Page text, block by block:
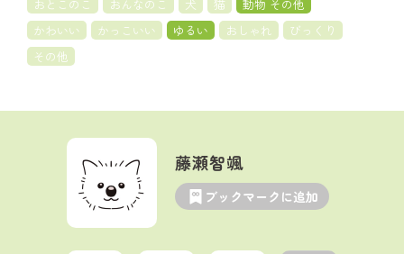
おとこのこ おんなのこ 犬 猫
動物 その他
かわいい
かっこいい ゆるい おしゃれ
びっくり
その他
藤瀬智颯
ブックマークに追加